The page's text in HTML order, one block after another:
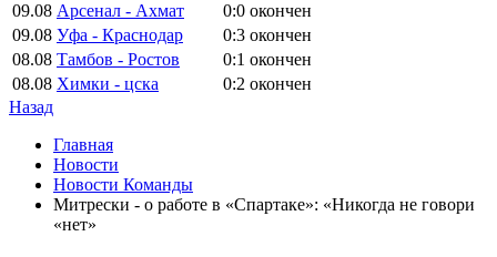
09.08 Арсенал - Ахмат 0:0 окончен
09.08 Уфа - Краснодар 0:3 окончен
08.08 Тамбов - Ростов 0:1 окончен
08.08 Химки - цска 0:2 окончен
Назад
Главная
Новости
Новости Команды
Митрески - о работе в «Спартаке»: «Никогда не говори
«нет»